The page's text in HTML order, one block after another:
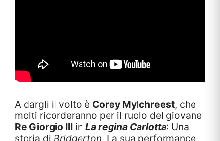
A dargli il volto è Corey Mylchreest, che
molti ricorderanno per il ruolo del giovane
Re Giorgio III in La regina Carlotta: Una
storia di Bridgerton. La sua performance